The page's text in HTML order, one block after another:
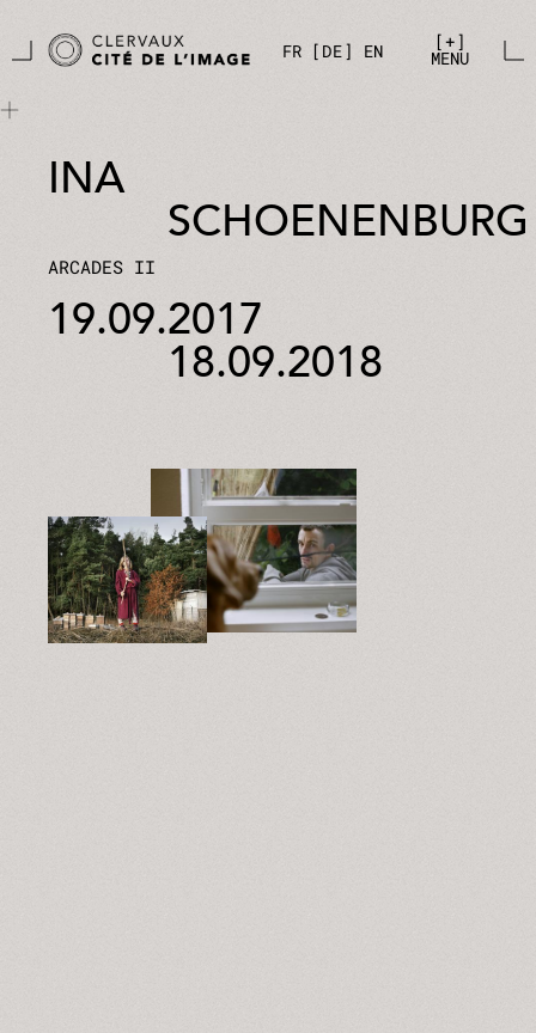
FR
DE EN +
MENU
INA
SCHOENENBURG
ARCADES II
19.09.2017
18.09.2018